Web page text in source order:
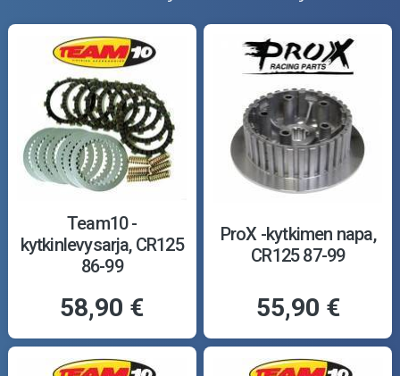
Team10 -
kytkinlevysarja, CR125
86-99
58,90 €
ProX -kytkimen napa,
CR125 87-99
55,90 €